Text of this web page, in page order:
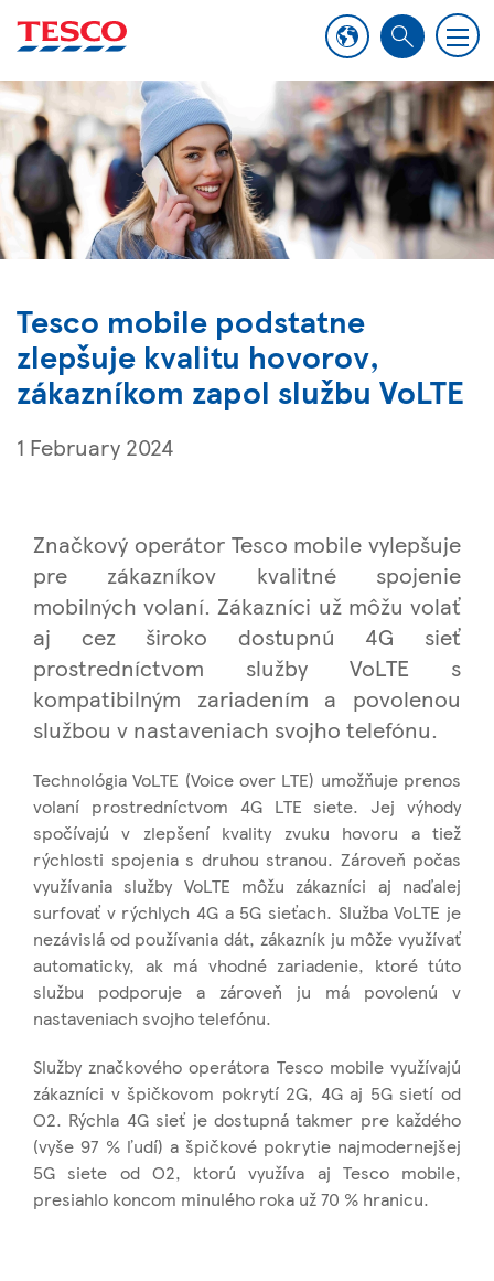
S
a
c
M
e
n
u
Tesco mobile podstatne
zlepšuje kvalitu hovorov,
zákazníkom zapol službu VoLTE
1 February 2024
Značkový operátor Tesco mobile vylepšuje
pre zákazníkov kvalitné spojenie
mobilných volaní. Zákazníci už môžu volať
aj cez široko dostupnú 4G sieť
prostredníctvom služby VoLTE s
kompatibilným zariadením a povolenou
službou v nastaveniach svojho telefónu.
Technológia VoLTE (Voice over LTE) umožňuje prenos
volaní prostredníctvom 4G LTE siete. Jej výhody
spočívajú v zlepšení kvality zvuku hovoru a tiež
rýchlosti spojenia s druhou stranou. Zároveň počas
využívania služby VoLTE môžu zákazníci aj naďalej
surfovať v rýchlych 4G a 5G sieťach. Služba VoLTE je
nezávislá od používania dát, zákazník ju môže využívať
automaticky, ak má vhodné zariadenie, ktoré túto
službu podporuje a zároveň ju má povolenú v
nastaveniach svojho telefónu.
Služby značkového operátora Tesco mobile využívajú
zákazníci v špičkovom pokrytí 2G, 4G aj 5G sietí od
O2. Rýchla 4G sieť je dostupná takmer pre každého
(vyše 97 % ľudí) a špičkové pokrytie najmodernejšej
5G siete od O2, ktorú využíva aj Tesco mobile,
presiahlo koncom minulého roka už 70 % hranicu.